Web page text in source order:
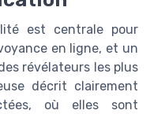
est centrale pour
en ligne, et un
révélateurs les plus
décrit clairement
où elles sont